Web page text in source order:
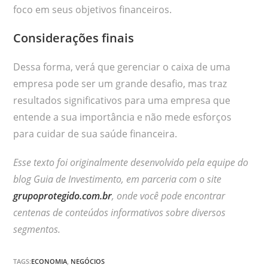
foco em seus objetivos financeiros.
Considerações finais
Dessa forma, verá que gerenciar o caixa de uma
empresa pode ser um grande desafio, mas traz
resultados significativos para uma empresa que
entende a sua importância e não mede esforços
para cuidar de sua saúde financeira.
Esse texto foi originalmente desenvolvido pela equipe do
blog Guia de Investimento, em parceria com o site
grupoprotegido.com.br, onde você pode encontrar
centenas de conteúdos informativos sobre diversos
segmentos.
TAGS:ECONOMIA NEGÓCIOS